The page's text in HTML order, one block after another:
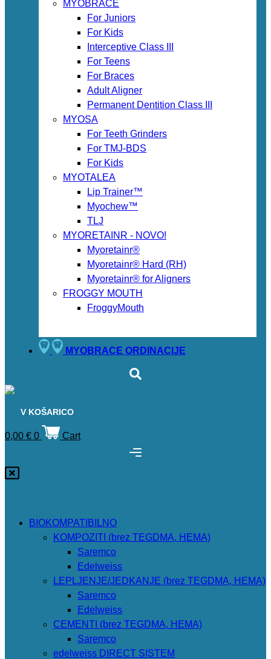
MYOBRACE
For Juniors
For Kids
Interceptive Class III
For Teens
For Braces
Adult Aligner
Permanent Dentition Class III
MYOSA
For Teeth Grinders
For TMJ-BDS
For Kids
MYOTALEA
Lip Trainer™
Myochew™
TLJ
MYORETAINR - NOVO!
Myoretainr®
Myoretainr® Hard (RH)
Myoretainr® for Aligners
FROGGY MOUTH
FroggyMouth
MYOBRACE ORDINACIJE
V KOŠARICO
0,00 € 0 Cart
BIOKOMPATIBILNO
KOMPOZITI (brez TEGDMA, HEMA)
Saremco
Edelweiss
LEPLJENJE/JEDKANJE (brez TEGDMA, HEMA)
Saremco
Edelweiss
CEMENTI (brez TEGDMA, HEMA)
Saremco
edelweiss DIRECT SISTEM